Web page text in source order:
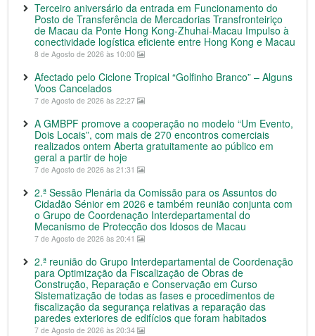
Terceiro aniversário da entrada em Funcionamento do
Posto de Transferência de Mercadorias Transfronteiriço
de Macau da Ponte Hong Kong-Zhuhai-Macau Impulso à
conectividade logística eficiente entre Hong Kong e Macau
8 de Agosto de 2026 às 10:00
Afectado pelo Ciclone Tropical “Golfinho Branco” – Alguns
Voos Cancelados
7 de Agosto de 2026 às 22:27
A GMBPF promove a cooperação no modelo “Um Evento,
Dois Locais”, com mais de 270 encontros comerciais
realizados ontem Aberta gratuitamente ao público em
geral a partir de hoje
7 de Agosto de 2026 às 21:31
2.ª Sessão Plenária da Comissão para os Assuntos do
Cidadão Sénior em 2026 e também reunião conjunta com
o Grupo de Coordenação Interdepartamental do
Mecanismo de Protecção dos Idosos de Macau
7 de Agosto de 2026 às 20:41
2.ª reunião do Grupo Interdepartamental de Coordenação
para Optimização da Fiscalização de Obras de
Construção, Reparação e Conservação em Curso
Sistematização de todas as fases e procedimentos de
fiscalização da segurança relativas a reparação das
paredes exteriores de edifícios que foram habitados
7 de Agosto de 2026 às 20:34